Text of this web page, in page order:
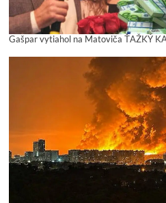
Gašpar vytiahol na Matoviča ŤAŽKÝ